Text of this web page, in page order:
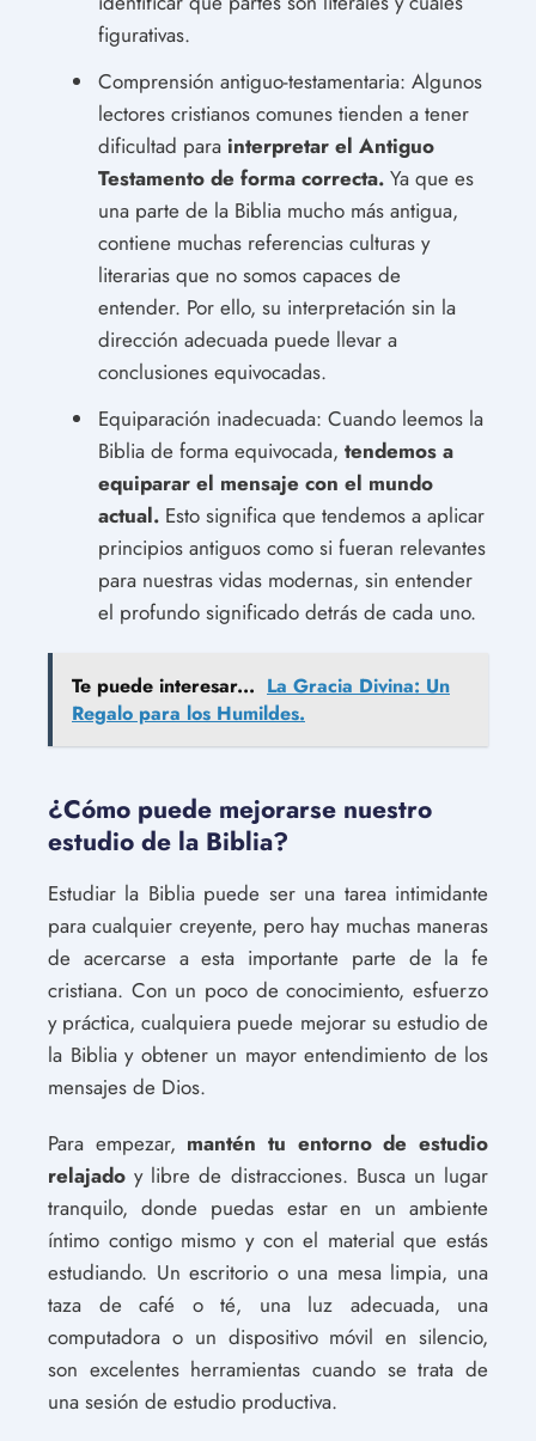
figurativas.
Comprensión antiguo-testamentaria: Algunos
lectores cristianos comunes tienden a tener
dificultad para interpretar el Antiguo
Testamento de forma correcta. Ya que es
una parte de la Biblia mucho más antigua,
contiene muchas referencias culturas y
literarias que no somos capaces de
entender. Por ello, su interpretación sin la
dirección adecuada puede llevar a
conclusiones equivocadas.
Equiparación inadecuada: Cuando leemos la
Biblia de forma equivocada, tendemos a
equiparar el mensaje con el mundo
actual. Esto significa que tendemos a aplicar
principios antiguos como si fueran relevantes
para nuestras vidas modernas, sin entender
el profundo significado detrás de cada uno.
Te puede interesar... La Gracia Divina: Un
Regalo para los Humildes.
¿Cómo puede mejorarse nuestro
estudio de la Biblia?
Estudiar la Biblia puede ser una tarea intimidante
para cualquier creyente, pero hay muchas maneras
de acercarse a esta importante parte de la fe
cristiana. Con un poco de conocimiento, esfuerzo
y práctica, cualquiera puede mejorar su estudio de
la Biblia y obtener un mayor entendimiento de los
mensajes de Dios.
Para empezar, mantén tu entorno de estudio
relajado y libre de distracciones. Busca un lugar
tranquilo, donde puedas estar en un ambiente
íntimo contigo mismo y con el material que estás
estudiando. Un escritorio o una mesa limpia, una
taza de café o té, una luz adecuada, una
computadora o un dispositivo móvil en silencio,
son excelentes herramientas cuando se trata de
una sesión de estudio productiva.